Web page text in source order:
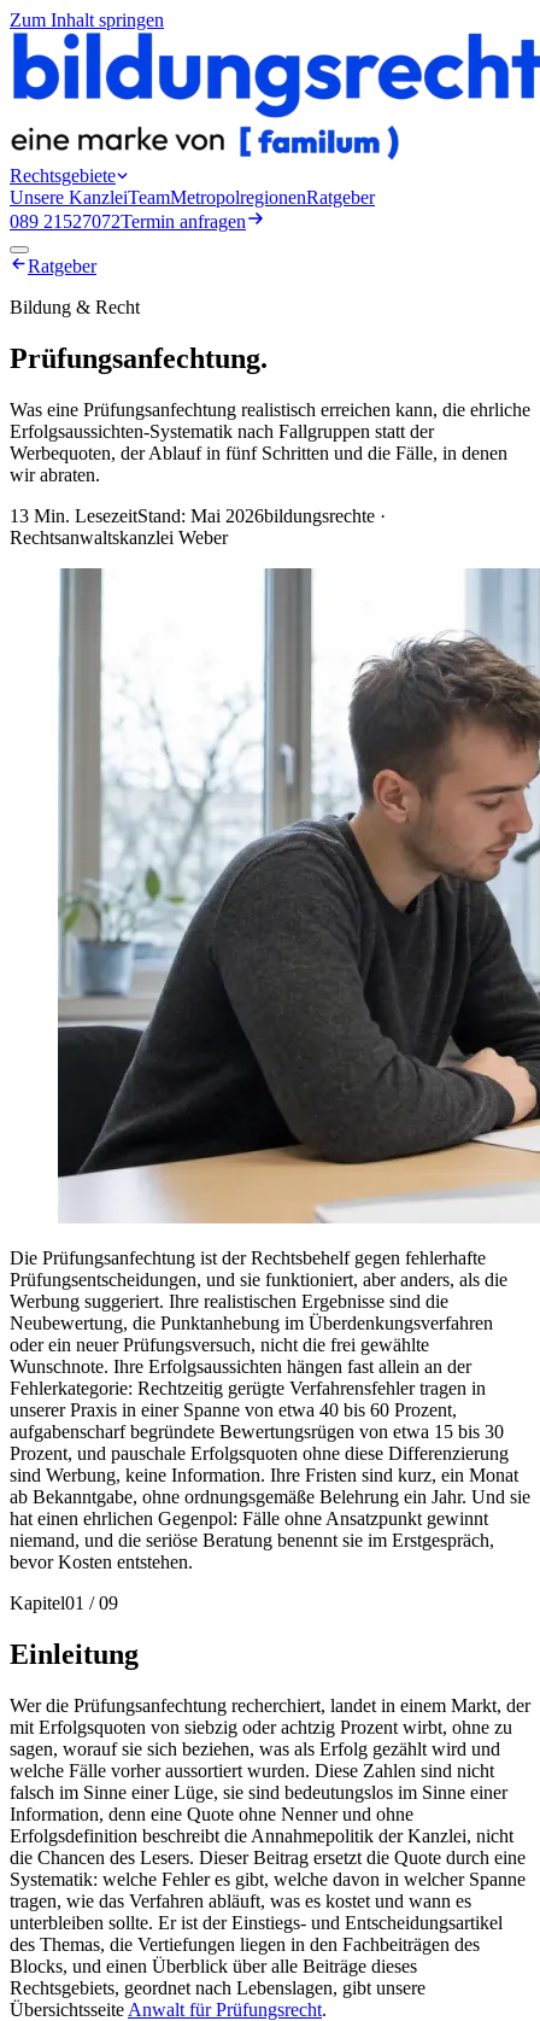
Zum Inhalt springen
Rechtsgebiete
Unsere KanzleiTeamMetropolregionenRatgeber
089 21527072Termin anfragen
Ratgeber
Bildung & Recht
Prüfungsanfechtung.
Was eine Prüfungsanfechtung realistisch erreichen kann, die ehrliche
Erfolgsaussichten-Systematik nach Fallgruppen statt der
Werbequoten, der Ablauf in fünf Schritten und die Fälle, in denen
wir abraten.
13 Min. LesezeitStand: Mai 2026bildungsrechte ·
Rechtsanwaltskanzlei Weber
Die Prüfungsanfechtung ist der Rechtsbehelf gegen fehlerhafte
Prüfungsentscheidungen, und sie funktioniert, aber anders, als die
Werbung suggeriert. Ihre realistischen Ergebnisse sind die
Neubewertung, die Punktanhebung im Überdenkungsverfahren
oder ein neuer Prüfungsversuch, nicht die frei gewählte
Wunschnote. Ihre Erfolgsaussichten hängen fast allein an der
Fehlerkategorie: Rechtzeitig gerügte Verfahrensfehler tragen in
unserer Praxis in einer Spanne von etwa 40 bis 60 Prozent,
aufgabenscharf begründete Bewertungsrügen von etwa 15 bis 30
Prozent, und pauschale Erfolgsquoten ohne diese Differenzierung
sind Werbung, keine Information. Ihre Fristen sind kurz, ein Monat
ab Bekanntgabe, ohne ordnungsgemäße Belehrung ein Jahr. Und sie
hat einen ehrlichen Gegenpol: Fälle ohne Ansatzpunkt gewinnt
niemand, und die seriöse Beratung benennt sie im Erstgespräch,
bevor Kosten entstehen.
Kapitel01 /09
Einleitung
Wer die Prüfungsanfechtung recherchiert, landet in einem Markt, der
mit Erfolgsquoten von siebzig oder achtzig Prozent wirbt, ohne zu
sagen, worauf sie sich beziehen, was als Erfolg gezählt wird und
welche Fälle vorher aussortiert wurden. Diese Zahlen sind nicht
falsch im Sinne einer Lüge, sie sind bedeutungslos im Sinne einer
Information, denn eine Quote ohne Nenner und ohne
Erfolgsdefinition beschreibt die Annahmepolitik der Kanzlei, nicht
die Chancen des Lesers. Dieser Beitrag ersetzt die Quote durch eine
Systematik: welche Fehler es gibt, welche davon in welcher Spanne
tragen, wie das Verfahren abläuft, was es kostet und wann es
unterbleiben sollte. Er ist der Einstiegs- und Entscheidungsartikel
des Themas, die Vertiefungen liegen in den Fachbeiträgen des
Blocks, und einen Überblick über alle Beiträge dieses
Rechtsgebiets, geordnet nach Lebenslagen, gibt unsere
Übersichtsseite Anwalt für Prüfungsrecht.